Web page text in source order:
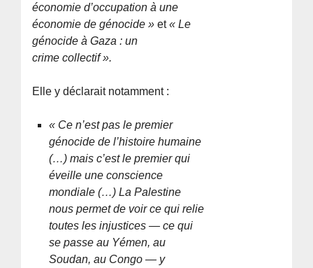
économie d’occupation à une
économie de génocide » et« Le
génocide à Gaza : un
crime collectif ».
Elle y déclarait notamment :
« Ce n’est pas le premier
génocide de l’histoire humaine
(…) mais c’est le premier qui
éveille une conscience
mondiale (…) La Palestine
nous permet de voir ce qui relie
toutes les injustices — ce qui
se passe au Yémen, au
Soudan, au Congo — y